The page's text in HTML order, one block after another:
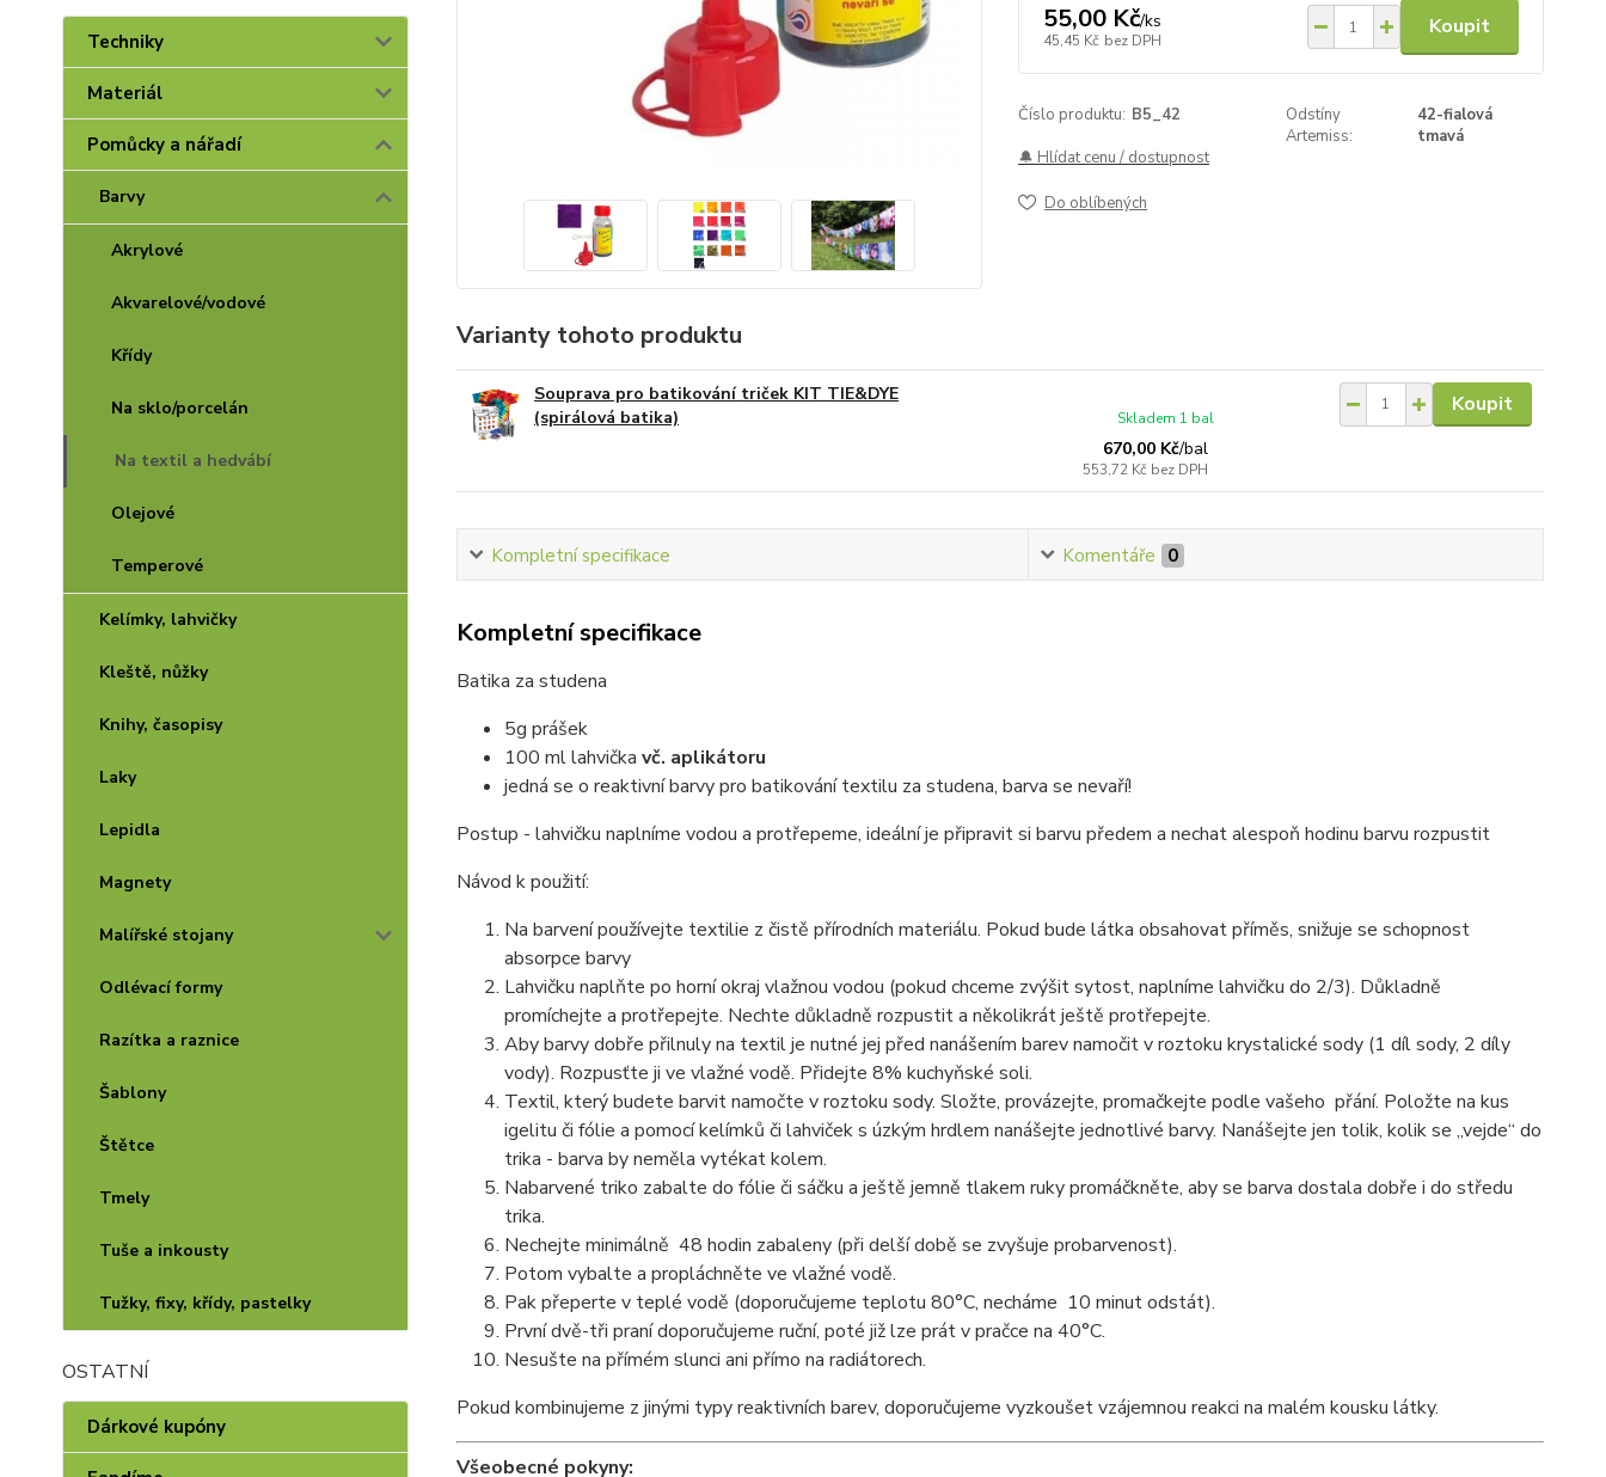
Techniky
Materiál
Pomůcky a nářadí
Barvy
Akrylové
Akvarelové/vodové
Křídy
Na sklo/porcelán
Na textil a hedvábí
Olejové
Temperové
Kelímky, lahvičky
Kleště, nůžky
Knihy, časopisy
Laky
Lepidla
Magnety
Malířské stojany
Odlévací formy
Razítka a raznice
Šablony
Štětce
Tmely
Tuše a inkousty
Tužky, fixy, křídy, pastelky
OSTATNÍ
Dárkové kupóny
55,00 Kč/ks
45,45 Kč bez DPH
Koupit
Číslo produktu: B5_42
Odstíny
Artemiss:
42-fialová
tmavá
🔔 Hlídat cenu / dostupnost
Do oblíbených
Varianty tohoto produktu
Souprava pro batikování triček KIT TIE&DYE
(spirálová batika)
670,00 Kč/bal
553,72 Kč bez DPH
Skladem 1 bal
Koupit
Kompletní specifikace Komentáře 0
Kompletní specifikace
Batika za studena
5g prášek
100 ml lahvička vč. aplikátoru
jedná se o reaktivní barvy pro batikování textilu za studena, barva se nevaří!
Postup - lahvičku naplníme vodou a protřepeme, ideální je připravit si barvu předem a nechat alespoň hodinu barvu rozpustit
Návod k použití:
Na barvení používejte textilie z čistě přírodních materiálu. Pokud bude látka obsahovat příměs, snižuje se schopnost
absorpce barvy
Lahvičku naplňte po horní okraj vlažnou vodou (pokud chceme zvýšit sytost, naplníme lahvičku do 2/3). Důkladně
promíchejte a protřepejte. Nechte důkladně rozpustit a několikrát ještě protřepejte.
Aby barvy dobře přilnuly na textil je nutné jej před nanášením barev namočit v roztoku krystalické sody (1 díl sody, 2 díly
vody). Rozpusťte ji ve vlažné vodě. Přidejte 8% kuchyňské soli.
Textil, který budete barvit namočte v roztoku sody. Složte, provázejte, promačkejte podle vašeho přání. Položte na kus
igelitu či fólie a pomocí kelímků či lahviček s úzkým hrdlem nanášejte jednotlivé barvy. Nanášejte jen tolik, kolik se „vejde“ do
trika - barva by neměla vytékat kolem.
Nabarvené triko zabalte do fólie či sáčku a ještě jemně tlakem ruky promáčkněte, aby se barva dostala dobře i do středu
trika.
Nechejte minimálně 48 hodin zabaleny (při delší době se zvyšuje probarvenost).
Potom vybalte a propláchněte ve vlažné vodě.
Pak přeperte v teplé vodě (doporučujeme teplotu 80°C, necháme 10 minut odstát).
První dvě-tři praní doporučujeme ruční, poté již lze prát v pračce na 40°C.
Nesušte na přímém slunci ani přímo na radiátorech.
Pokud kombinujeme z jinými typy reaktivních barev, doporučujeme vyzkoušet vzájemnou reakci na malém kousku látky.
Všeobecné pokyny: